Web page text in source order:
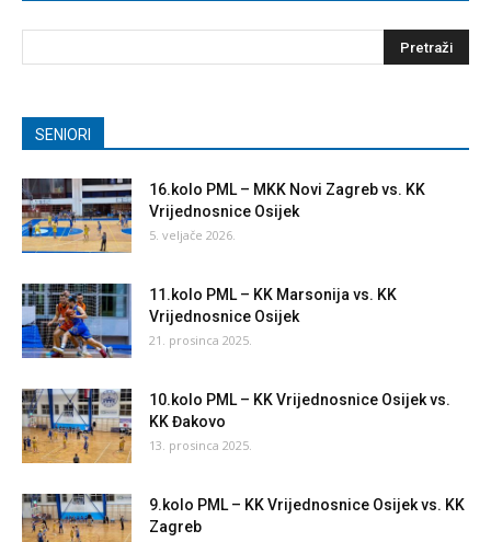
SENIORI
16.kolo PML – MKK Novi Zagreb vs. KK
Vrijednosnice Osijek
5. veljače 2026.
11.kolo PML – KK Marsonija vs. KK
Vrijednosnice Osijek
21. prosinca 2025.
10.kolo PML – KK Vrijednosnice Osijek vs.
KK Đakovo
13. prosinca 2025.
9.kolo PML – KK Vrijednosnice Osijek vs. KK
Zagreb